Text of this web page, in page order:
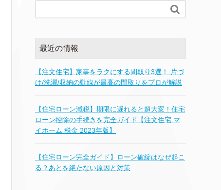

最近の情報
【注文住宅】家事をラクにする間取り3選！ 片づ
け/洗濯/収納の動線が最高の間取りをプロが解説
【住宅ローン減税】期限に遅れると超大変！住宅
ローン控除の手続きを完全ガイド【注文住宅 マ
イホーム 税金 2023年版】
【住宅ローン完全ガイド】ローン破綻はなぜ起こ
る？あとを絶たない原因と対策